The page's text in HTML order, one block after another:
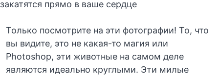
Только посмотрите на эти фотографии! То, что
вы видите, это не какая-то магия или
Photoshop, эти животные на самом деле
являются идеально круглыми. Эти милые